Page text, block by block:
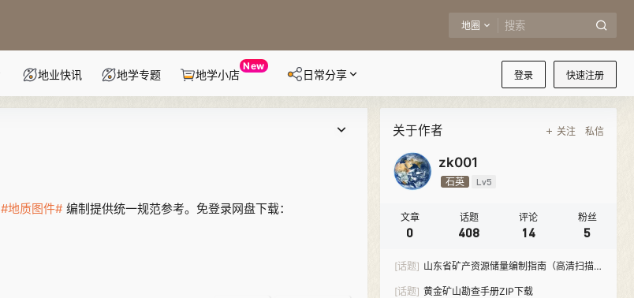
地圈
登录 快速注册
地业快讯 地学专题 地学小店
New
日常分享
#地质图件# 编制提供统一规范参考。免登录网盘下载：
关于作者 关注 私信
zk001
石英 Lv5
文章
0
话题
408
评论
14
粉丝
5
[话题] 山东省矿产资源储量编制指南（高清扫描
[话题] 黄金矿山勘查手册ZIP下载